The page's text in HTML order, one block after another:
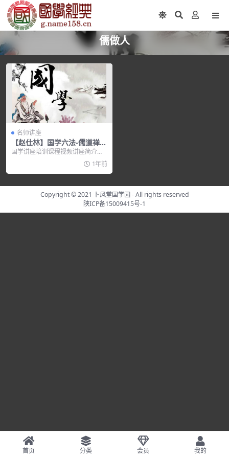
儒做人
名师讲座
【赵仕林】国学六法-儒道禅墨
法兵
国学讲座培训课程视频讲座简介：
在红尘十丈、物欲横流的今天，人
1年前
Copyright © 2021 卜风堂国学园- All rights reserved
陕ICP备15009415号-1
首页 分类 会员 我的